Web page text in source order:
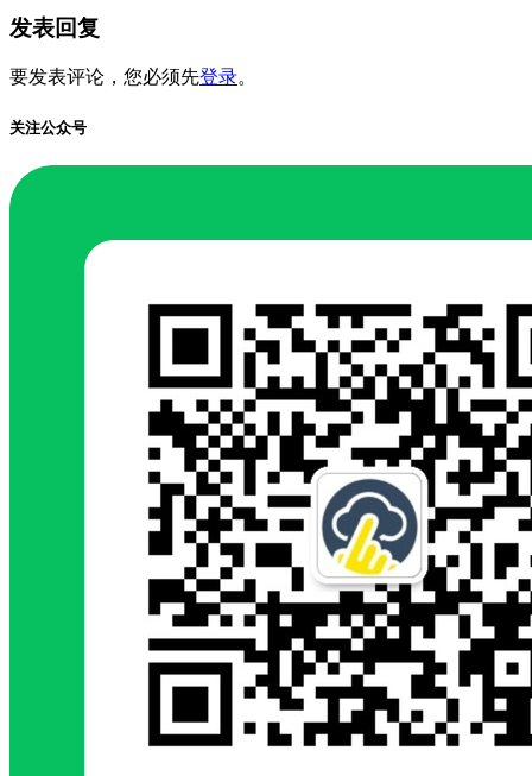
发表回复
要发表评论，您必须先登录。
关注公众号